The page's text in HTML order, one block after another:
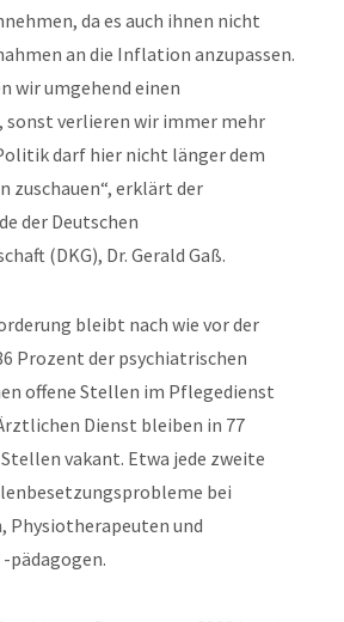
da es auch ihnen nicht
an die Inflation anzupassen.
wir umgehend einen
verlieren wir immer mehr
darf hier nicht länger dem
zuschauen“, erklärt der
der Deutschen
(DKG), Dr. Gerald Gaß.
bleibt nach wie vor der
Prozent der psychiatrischen
offene Stellen im Pflegedienst
Dienst bleiben in 77
vakant. Etwa jede zweite
bei
Physiotherapeuten und
pädagogen.